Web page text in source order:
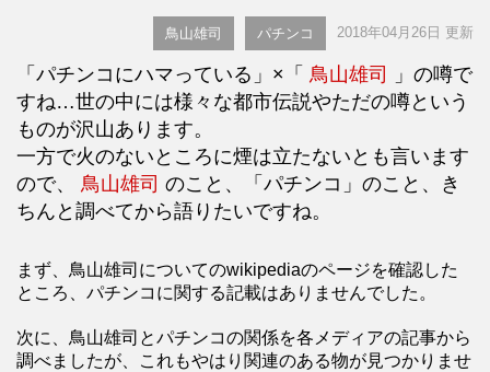
鳥山雄司 パチンコ 2018年04月26日 更新
「パチンコにハマっている」×「 鳥山雄司
」の噂で
すね…世の中には様々な都市伝説やただの噂という
ものが沢山あります。
一方で火のないところに煙は立たないとも言います
ので、 鳥山雄司 のこと、「パチンコ」のこと、き
ちんと調べてから語りたいですね。
まず、鳥山雄司についてのwikipediaのページを確認した
ところ、パチンコに関する記載はありませんでした。
次に、鳥山雄司とパチンコの関係を各メディアの記事から
調べましたが、これもやはり関連のある物が見つかりませ